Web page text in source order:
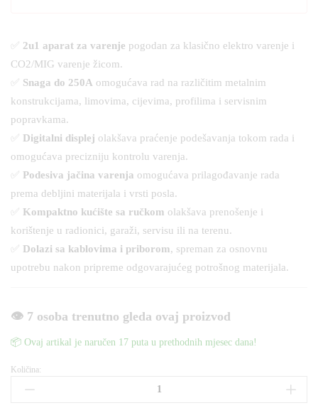
2u1 aparat za varenje pogodan za klasično elektro varenje i
CO2/MIG varenje žicom.
Snaga do 250A omogućava rad na različitim metalnim
konstrukcijama, limovima, cijevima, profilima i servisnim
popravkama.
Digitalni displej olakšava praćenje podešavanja tokom rada i
omogućava precizniju kontrolu varenja.
Podesiva jačina varenja omogućava prilagođavanje rada
prema debljini materijala i vrsti posla.
Kompaktno kućište sa ručkom olakšava prenošenje i
korištenje u radionici, garaži, servisu ili na terenu.
Dolazi sa kablovima i priborom, spreman za osnovnu
upotrebu nakon pripreme odgovarajućeg potrošnog materijala.
👁️ 7 osoba trenutno gleda ovaj proizvod
📦 Ovaj artikal je naručen 17 puta u prethodnih mjesec dana!
MAKITA
aparat
Količina: